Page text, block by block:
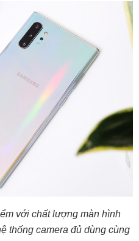
với chất lượng màn hình
thống camera đủ dùng cùng